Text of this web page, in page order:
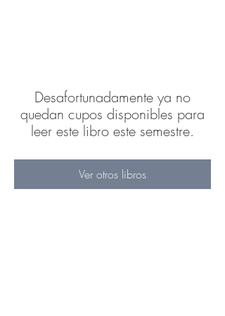
Desafortunadamente ya no
quedan cupos disponibles para
leer este libro este semestre.
Ver otros libros